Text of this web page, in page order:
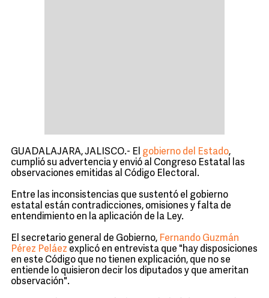
GUADALAJARA, JALISCO.- El gobierno del Estado,
cumplió su advertencia y envió al Congreso Estatal las
observaciones emitidas al Código Electoral.
Entre las inconsistencias que sustentó el gobierno
estatal están contradicciones, omisiones y falta de
entendimiento en la aplicación de la Ley.
El secretario general de Gobierno, Fernando Guzmán
Pérez Peláez explicó en entrevista que "hay disposiciones
en este Código que no tienen explicación, que no se
entiende lo quisieron decir los diputados y que ameritan
observación".